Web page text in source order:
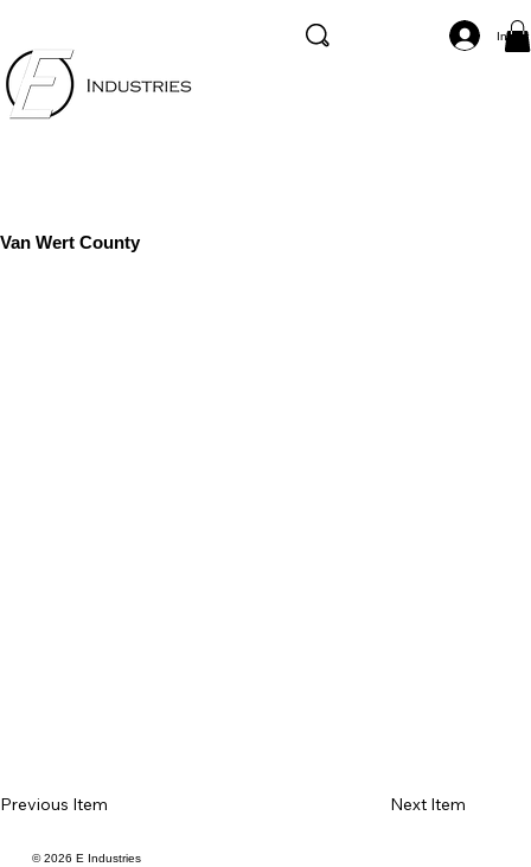
Van Wert County
Previous Item Next Item
© 2026 E Industries